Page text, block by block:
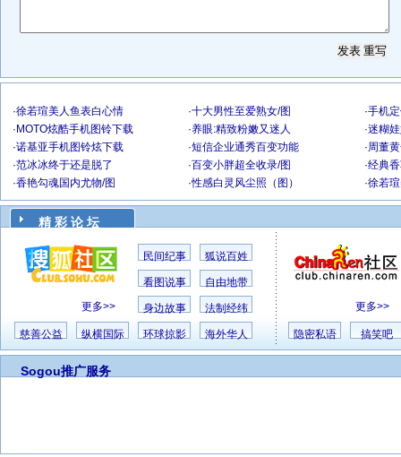
·徐若瑄美人鱼表白心情
· MOTO炫酷手机图铃下载
·诺基亚手机图铃炫下载
·范冰冰终于还是脱了
·香艳勾魂国内尤物/图
·十大男性至爱熟女/图
·养眼:精致粉嫩又迷人
·短信企业通秀百变功能
·百变小胖超全收录/图
·性感白灵风尘照（图）
·手机
·迷糊
·周董
·经典
·徐若
精 彩 论 坛
更多>>
民间纪事 狐说百姓
看图说事 自由地带
身边故事 法制经纬
慈善公益 纵横国际 环球掠影 海外华人
更多>>
隐密私语 搞笑吧
Sogou推广服务